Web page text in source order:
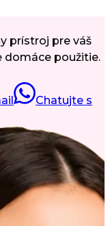
prístroj pre váš
domáce použitie.
Chatujte s